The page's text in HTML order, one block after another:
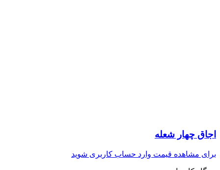
اجاق چهار شعله
برای مشاهده قیمت وارد حساب کاربری شوید